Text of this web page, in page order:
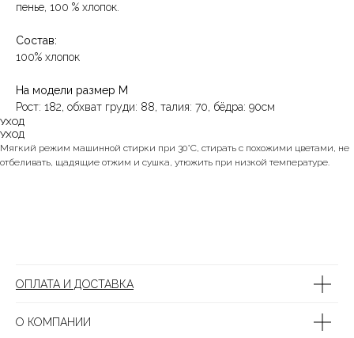
пенье, 100 % хлопок.
Состав:
100% хлопок
На модели размер M
Рост: 182, обхват груди: 88, талия: 70, бёдра: 90см
УХОД
УХОД
Мягкий режим машинной стирки при 30°C, стирать с похожими цветами, не
отбеливать, щадящие отжим и сушка, утюжить при низкой температуре.
ОПЛАТА И ДОСТАВКА
О КОМПАНИИ